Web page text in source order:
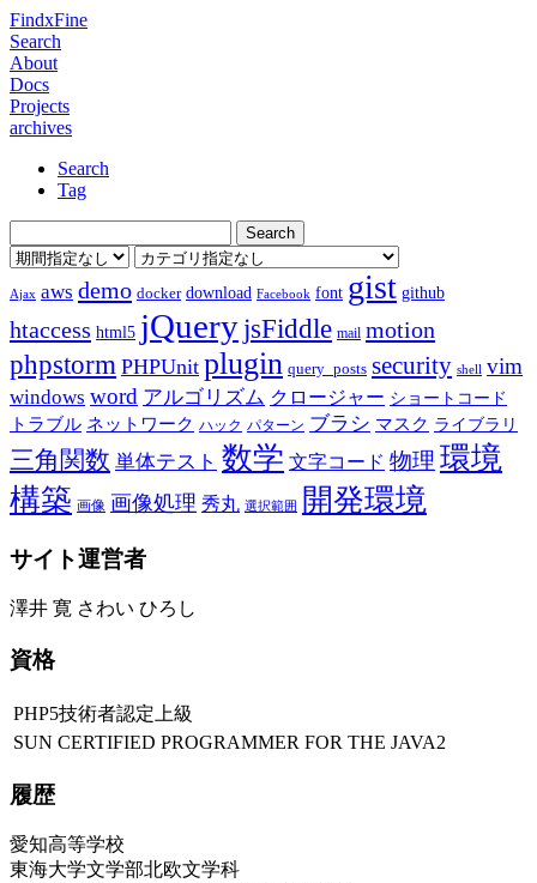
FindxFine
Search
About
Docs
Projects
archives
Search
Tag
Ajax aws demo docker download Facebook font gist github
htaccess html5 jQuery jsFiddle mail motion
phpstorm PHPUnit plugin query_posts security shell vim
windows word アルゴリズム クロージャー ショートコード
トラブル ネットワーク ハック パターン ブラシ マスク ライブラリ
三角関数 単体テスト 数学 文字コード 物理 環境
構築 画像 画像処理 秀丸 選択範囲 開発環境
サイト運営者
澤井 寛 さわい ひろし
資格
PHP5技術者認定上級
SUN CERTIFIED PROGRAMMER FOR THE JAVA2
履歴
愛知高等学校
東海大学文学部北欧文学科